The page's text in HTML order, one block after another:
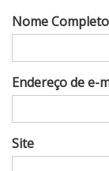
Nome
Endereço de e-
Site